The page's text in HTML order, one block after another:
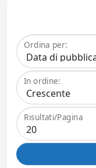
Ordina per:
In ordine:
Risultati/Pagina